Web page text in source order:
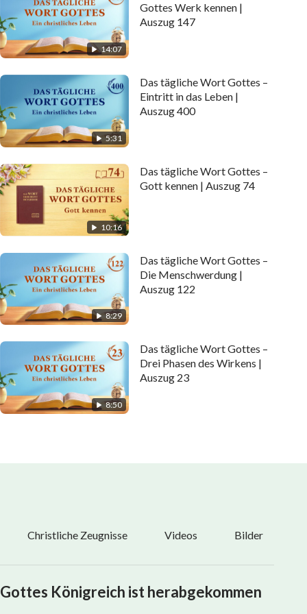
14:07
Gottes Werk kennen |
Auszug 147
5:31
Das tägliche Wort Gottes –
Eintritt in das Leben |
Auszug 400
10:16
Das tägliche Wort Gottes –
Gott kennen | Auszug 74
8:29
Das tägliche Wort Gottes –
Die Menschwerdung |
Auszug 122
8:50
Das tägliche Wort Gottes –
Drei Phasen des Wirkens |
Auszug 23
Christliche Zeugnisse Videos Bilder
Gottes Königreich ist herabgekommen